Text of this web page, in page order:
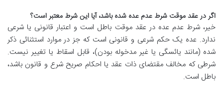
اگر در عقد موقت شرط عدم عده شده باشد، آیا این شرط معتبر است؟
خیر، شرط عدم عده در عقد موقت باطل است و اعتبار قانونی یا شرعی
ندارد. عده یک حکم شرعی و قانونی است که جز در موارد استثنائی ذکر
شده (مانند یائسگی یا غیر مدخوله بودن)، قابل اسقاط یا تغییر نیست.
شرطی که مخالف مقتضای ذات عقد یا احکام صریح شرع و قانون باشد،
باطل است.